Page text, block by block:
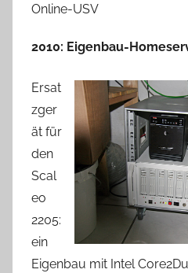
Online-USV
2010: Eigenbau-
Ersat
zger
ät für
den
Scal
eo
2205:
ein
Eigenbau mit Intel